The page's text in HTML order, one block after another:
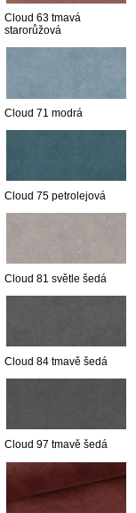
Cloud 63 tmavá
starorůžová
Cloud 71 modrá
Cloud 75 petrolejová
Cloud 81 světle šedá
Cloud 84 tmavě šedá
Cloud 97 tmavě šedá